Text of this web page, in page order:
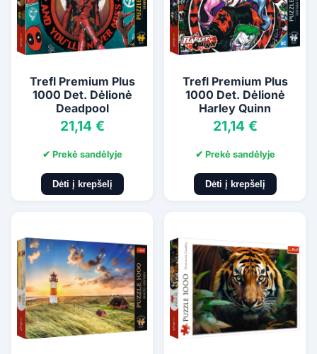
Trefl Premium Plus
1000 Det. Dėlionė
Deadpool
21,14 €
✔ Prekė sandėlyje
Dėti į krepšelį
Trefl Premium Plus
1000 Det. Dėlionė
Harley Quinn
21,14 €
✔ Prekė sandėlyje
Dėti į krepšelį